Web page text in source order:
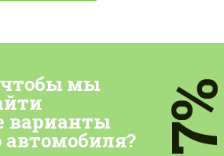
мы
варианты